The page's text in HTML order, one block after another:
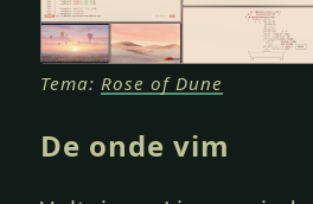
Tema: Rose of Dune
De onde vim